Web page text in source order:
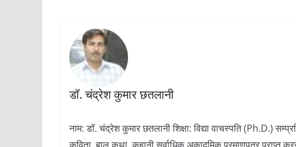
डॉ. चंद्रेश कुमार छतलानी
नाम: डॉ. चंद्रेश कुमार छतलानी शिक्षा: विद्या वाचस्पति (Ph.D.)
कविता, बाल कथा, कहानी सर्वाधिक अकादमिक प्रमाणपत्र